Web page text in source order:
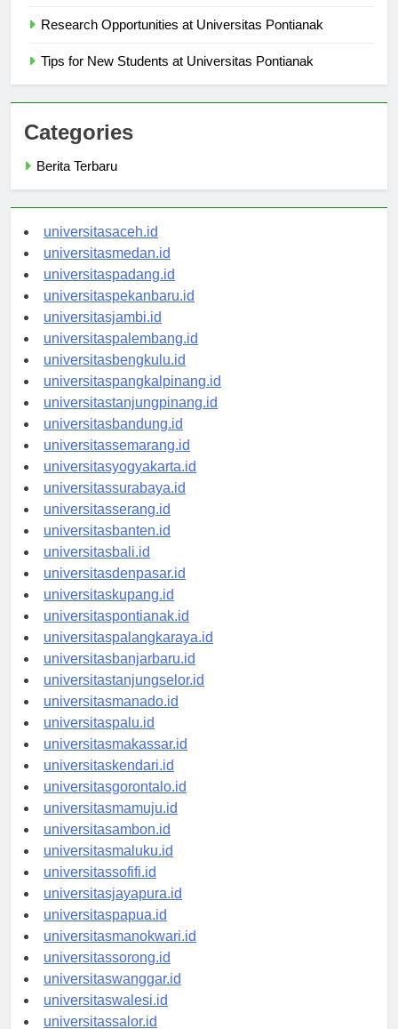
Categories
universitasaceh.id
universitasmedan.id
universitaspadang.id
universitaspekanbaru.id
universitasjambi.id
universitaspalembang.id
universitasbengkulu.id
universitaspangkalpinang.id
universitastanjungpinang.id
universitasbandung.id
universitassemarang.id
universitasyogyakarta.id
universitassurabaya.id
universitasserang.id
universitasbanten.id
universitasbali.id
universitasdenpasar.id
universitaskupang.id
universitaspontianak.id
universitaspalangkaraya.id
universitasbanjarbaru.id
universitastanjungselor.id
universitasmanado.id
universitaspalu.id
universitasmakassar.id
universitaskendari.id
universitasgorontalo.id
universitasmamuju.id
universitasambon.id
universitasmaluku.id
universitassofifi.id
universitasjayapura.id
universitaspapua.id
universitasmanokwari.id
universitassorong.id
universitaswanggar.id
universitaswalesi.id